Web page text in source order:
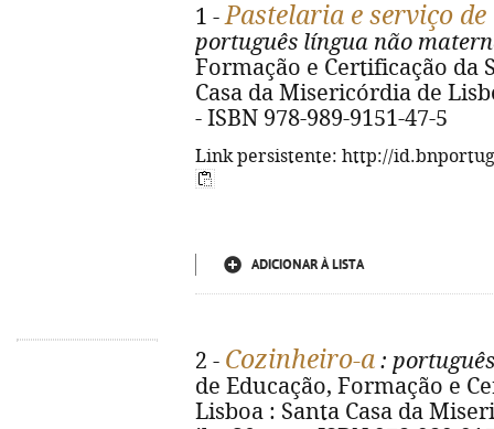
1 -Pastelaria e serviço
português língua não
Formação e Certificação da
Casa da Misericórdia de
- ISBN 978-989-9151-47-5
Link persistente: http://
ADICIONAR À LISTA
2 - Cozinheiro-a :
de Educação, Formação e
Lisboa : Santa Casa da